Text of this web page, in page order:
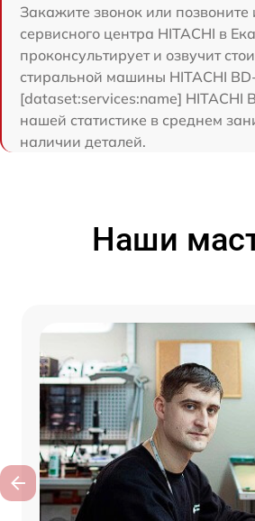
Закажите звонок или
сервисного центра HITACHI в
проконсультирует и озвучит
стиральной машины HITACHI
[dataset:services:name] HITACHI
нашей статистике в среднем
наличии деталей.
Наши